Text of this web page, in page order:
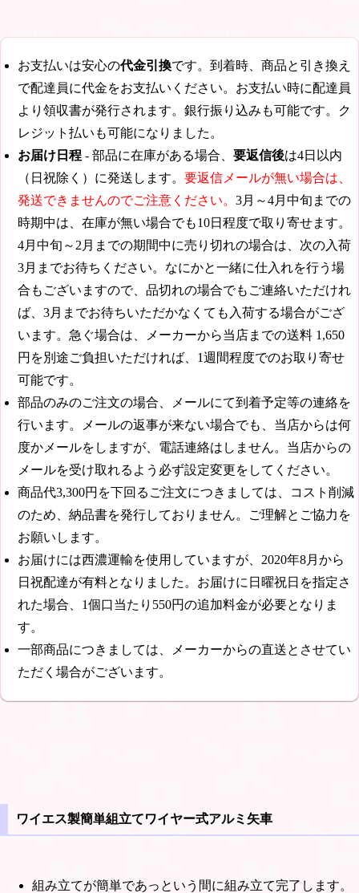
お支払いは安心の代金引換です。到着時、商品と引き換え
で配達員に代金をお支払いください。お支払い時に配達員
より領収書が発行されます。銀行振り込みも可能です。ク
レジット払いも可能になりました。
お届け日程 - 部品に在庫がある場合、 要返信後は4日以内
（日祝除く）に発送します。 要返信メールが無い場合は、
発送できませんのでご注意ください。 3月～4月中旬までの
時期中は、在庫が無い場合でも10日程度で取り寄せます。
4月中旬～2月までの期間中に売り切れの場合は、次の入荷
3月までお待ちください。なにかと一緒に仕入れを行う場
合もございますので、品切れの場合でもご連絡いただけれ
ば、3月までお待ちいただかなくても入荷する場合がござ
います。急ぐ場合は、メーカーから当店までの送料 1,650
円 を別途ご負担いただければ、1週間程度でのお取り寄せ
可能です。
部品のみのご注文の場合、メールにて到着予定等の連絡を
行います。メールの返事が来ない場合でも、当店からは何
度かメールをしますが、電話連絡はしません。当店からの
メールを受け取れるよう必ず設定変更をしてください。
商品代3,300円 を下回るご注文につきましては、コスト削減
のため、納品書を発行しておりません。ご理解とご協力を
お願いします。
お届けには西濃運輸を使用していますが、2020年8月から
日祝配達が有料となりました。お届けに日曜祝日を指定さ
れた場合、1個口当たり 550円の追加料金が必要となりま
す。
一部商品につきましては、メーカーからの直送とさせてい
ただく場合がございます。
ワイエス製簡単組立てワイヤー式アルミ矢車
組み立てが簡単であっという間に組み立て完了します。